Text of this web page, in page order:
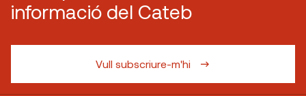
informació del Cateb
Vull subscriure-m'hi